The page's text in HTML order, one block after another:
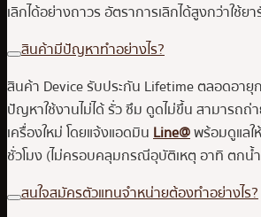
เลิกได้อย่างถาวร อัตราการเลิกได้สูงกว่าใช้ย
สินค้ามีปัญหาทำอย่างไร?
สินค้า Device รับประกัน Lifetime ตลอดอายุ
ปัญหาใช้งานไม่ได้ รั่ว ซึม ดูดไม่ขึ้น สามารถถ่
เครื่องใหม่ โดยแจ้งแอดมินLine@พร้อมดูแล
ชั่วโมง (ไม่ครอบคลุมกรณีอุบัติเหตุ อาทิ ตกน้ำ
สนใจสมัครตัวแทนจำหน่ายต้องทำอย่างไร?